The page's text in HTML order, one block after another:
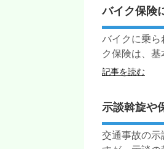
バイク保険
バイクに乗ら
ク保険は、
記事を読む
示談斡旋や
交通事故の示